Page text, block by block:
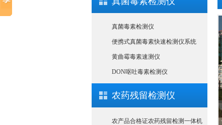
真菌毒素检测仪
便携式真菌毒素快速检测仪系统
黄曲霉毒素速测仪
DON呕吐毒素检测仪
农药残留检测仪
农产品合格证农药残留检测一体机